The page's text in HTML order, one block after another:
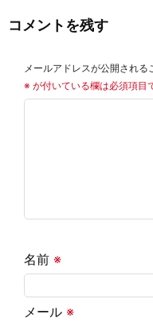
コメントを残す
メールアドレスが公開される
※ が付いている欄は必須項目
名前 ※
メール ※